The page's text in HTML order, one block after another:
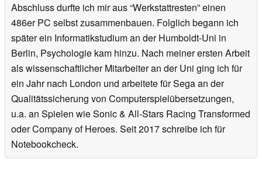
Abschluss durfte ich mir aus “Werkstattresten” einen
486er PC selbst zusammenbauen. Folglich begann ich
später ein Informatikstudium an der Humboldt-Uni in
Berlin, Psychologie kam hinzu. Nach meiner ersten Arbeit
als wissenschaftlicher Mitarbeiter an der Uni ging ich für
ein Jahr nach London und arbeitete für Sega an der
Qualitätssicherung von Computerspielübersetzungen,
u.a. an Spielen wie Sonic & All-Stars Racing Transformed
oder Company of Heroes. Seit 2017 schreibe ich für
Notebookcheck.